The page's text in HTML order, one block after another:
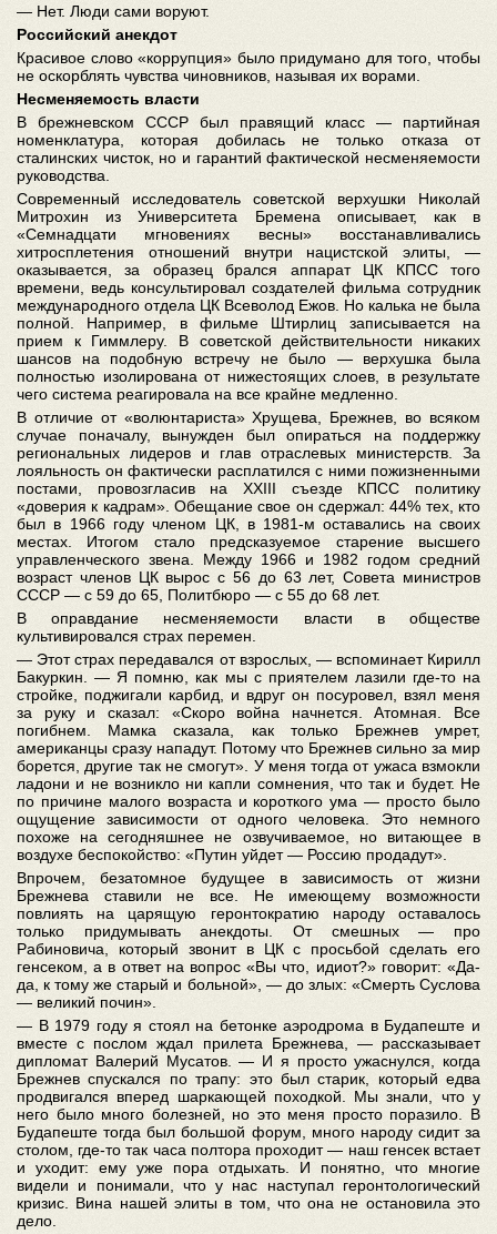
— Нет. Люди сами воруют.
Российский анекдот
Красивое слово «коррупция» было придумано для того, чтобы
не оскорблять чувства чиновников, называя их ворами.
Несменяемость власти
В брежневском СССР был правящий класс — партийная
номенклатура, которая добилась не только отказа от
сталинских чисток, но и гарантий фактической несменяемости
руководства.
Современный исследователь советской верхушки Николай
Митрохин из Университета Бремена описывает, как в
«Семнадцати мгновениях весны» восстанавливались
хитросплетения отношений внутри нацистской элиты, —
оказывается, за образец брался аппарат ЦК КПСС того
времени, ведь консультировал создателей фильма сотрудник
международного отдела ЦК Всеволод Ежов. Но калька не была
полной. Например, в фильме Штирлиц записывается на
прием к Гиммлеру. В советской действительности никаких
шансов на подобную встречу не было — верхушка была
полностью изолирована от нижестоящих слоев, в результате
чего система реагировала на все крайне медленно.
В отличие от «волюнтариста» Хрущева, Брежнев, во всяком
случае поначалу, вынужден был опираться на поддержку
региональных лидеров и глав отраслевых министерств. За
лояльность он фактически расплатился с ними пожизненными
постами, провозгласив на XXIII съезде КПСС политику
«доверия к кадрам». Обещание свое он сдержал: 44% тех, кто
был в 1966 году членом ЦК, в 1981-м оставались на своих
местах. Итогом стало предсказуемое старение высшего
управленческого звена. Между 1966 и 1982 годом средний
возраст членов ЦК вырос с 56 до 63 лет, Совета министров
СССР — с 59 до 65, Политбюро — с 55 до 68 лет.
В оправдание несменяемости власти в обществе
культивировался страх перемен.
— Этот страх передавался от взрослых, — вспоминает Кирилл
Бакуркин. — Я помню, как мы с приятелем лазили где-то на
стройке, поджигали карбид, и вдруг он посуровел, взял меня
за руку и сказал: «Скоро война начнется. Атомная. Все
погибнем. Мамка сказала, как только Брежнев умрет,
американцы сразу нападут. Потому что Брежнев сильно за мир
борется, другие так не смогут». У меня тогда от ужаса взмокли
ладони и не возникло ни капли сомнения, что так и будет. Не
по причине малого возраста и короткого ума — просто было
ощущение зависимости от одного человека. Это немного
похоже на сегодняшнее не озвучиваемое, но витающее в
воздухе беспокойство: «Путин уйдет — Россию продадут».
Впрочем, безатомное будущее в зависимость от жизни
Брежнева ставили не все. Не имеющему возможности
повлиять на царящую геронтократию народу оставалось
только придумывать анекдоты. От смешных — про
Рабиновича, который звонит в ЦК с просьбой сделать его
генсеком, а в ответ на вопрос «Вы что, идиот?» говорит: «Да-
да, к тому же старый и больной», — до злых: «Смерть Суслова
— великий почин».
— В 1979 году я стоял на бетонке аэродрома в Будапеште и
вместе с послом ждал прилета Брежнева, — рассказывает
дипломат Валерий Мусатов. — И я просто ужаснулся, когда
Брежнев спускался по трапу: это был старик, который едва
продвигался вперед шаркающей походкой. Мы знали, что у
него было много болезней, но это меня просто поразило. В
Будапеште тогда был большой форум, много народу сидит за
столом, где-то так часа полтора проходит — наш генсек встает
и уходит: ему уже пора отдыхать. И понятно, что многие
видели и понимали, что у нас наступал геронтологический
кризис. Вина нашей элиты в том, что она не остановила это
дело.